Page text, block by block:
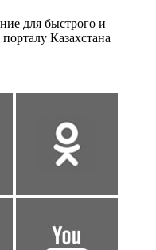
для быстрого и
Казахстана